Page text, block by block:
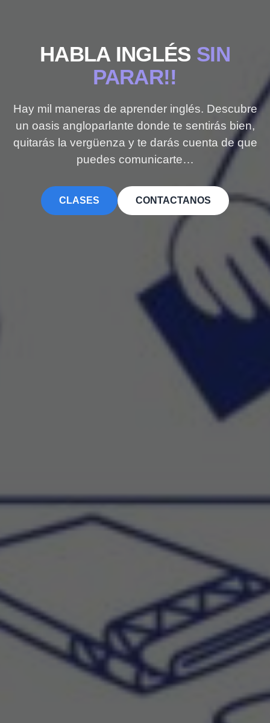
HABLA INGLÉS SIN
PARAR!!
Hay mil maneras de aprender inglés. Descubre
un oasis angloparlante donde te sentirás bien,
quitarás la vergüenza y te darás cuenta de que
puedes comunicarte…
CLASES CONTACTANOS